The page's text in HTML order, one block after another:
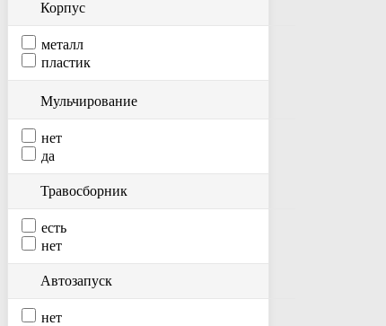
Корпус
металл
пластик
Мульчирование
нет
да
Травосборник
есть
нет
Автозапуск
нет